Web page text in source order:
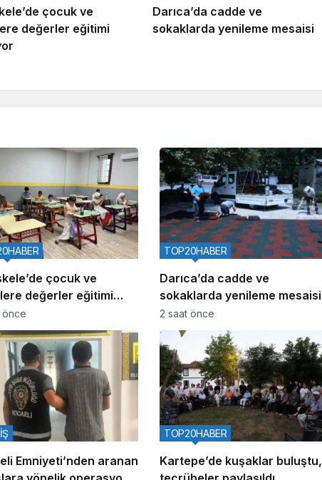
çocuk ve
değerler eğitimi
Darıca’da cadde ve
sokaklarda yenileme mesaisi
çocuk ve
değerler eğitimi
önce
Darıca’da cadde ve
sokaklarda yenileme mesaisi
TOP20HABER
2 saat önce
Emniyeti’nden aranan
Kartepe’de kuşaklar buluştu,
TOP20HABER